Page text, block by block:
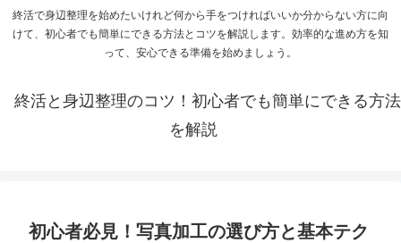
終活で身辺整理を始めたいけれど何から手をつければいいか分からない方に向
けて、初心者でも簡単にできる方法とコツを解説します。効率的な進め方を知
って、安心できる準備を始めましょう。
終活と身辺整理のコツ！初心者でも簡単にできる方法
を解説
初心者必見！写真加工の選び方と基本テク